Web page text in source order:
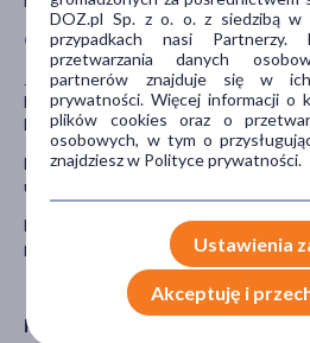
Podmiot odpowiedzialny
Ciąża i karmienie piersią
Jeśli pacjentka jest w ciąży lub karmi
być w ciąży lub gdy planuje mieć
lekarza lub farmaceuty przed
Nie należy stosować leku Erfin w
uzna to za szczególnie wskazane.
Nie należy stosować leku Erfin w
ponieważ terbinafina przenika do
DOZ.pl Sp. z o. o. z siedzibą
przypadkach nasi Partnerzy.
przetwarzania danych
partnerów znajduje się w
prywatności. Więcej informacji o
plików cookies oraz o
osobowych, w tym o
znajdziesz w Polityce prywatności.
Ustawienia
Akceptuję i